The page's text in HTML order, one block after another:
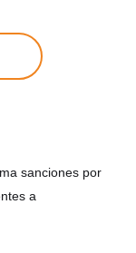
sanciones por
a